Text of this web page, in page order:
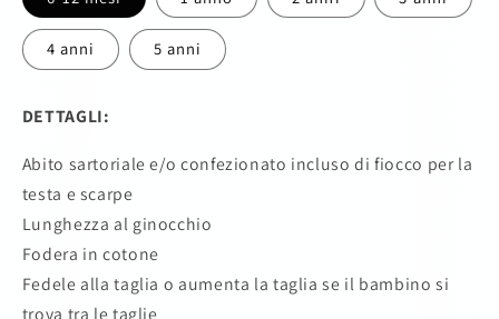
4 anni 5 anni
DETTAGLI:
Abito sartoriale e/o confezionato incluso di fiocco per la
testa e scarpe
Lunghezza al ginocchio
Fodera in cotone
Fedele alla taglia o aumenta la taglia se il bambino si
trova tra le taglie